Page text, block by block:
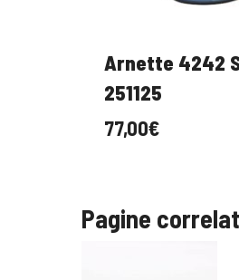
Arnette 4242
251125
77,00€
Pagine